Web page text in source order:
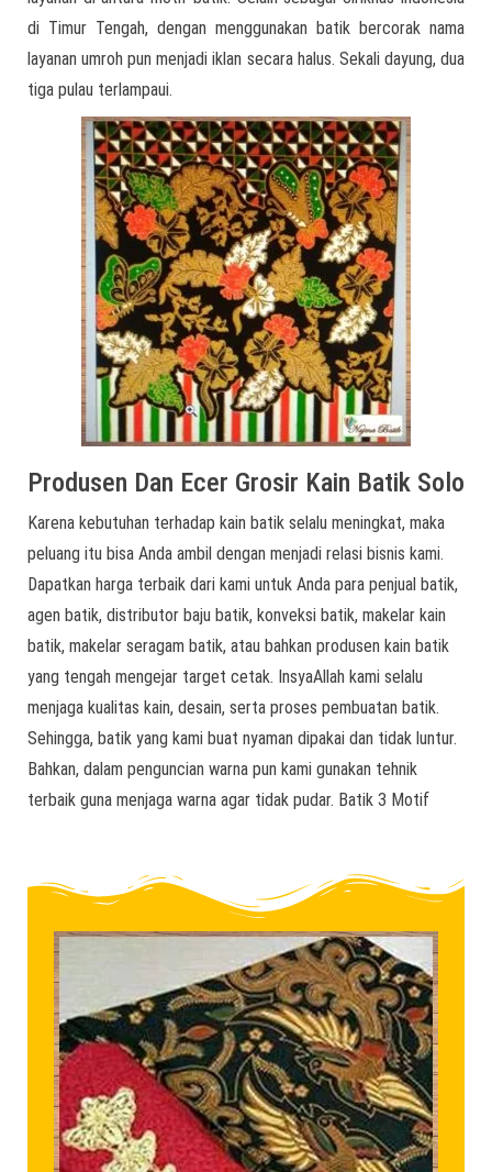
di Timur Tengah, dengan menggunakan batik bercorak nama
layanan umroh pun menjadi iklan secara halus. Sekali dayung, dua
tiga pulau terlampaui.
Produsen Dan Ecer Grosir Kain Batik Solo
Karena kebutuhan terhadap kain batik selalu meningkat, maka
peluang itu bisa Anda ambil dengan menjadi relasi bisnis kami.
Dapatkan harga terbaik dari kami untuk Anda para penjual batik,
agen batik, distributor baju batik, konveksi batik, makelar kain
batik, makelar seragam batik, atau bahkan produsen kain batik
yang tengah mengejar target cetak. InsyaAllah kami selalu
menjaga kualitas kain, desain, serta proses pembuatan batik.
Sehingga, batik yang kami buat nyaman dipakai dan tidak luntur.
Bahkan, dalam penguncian warna pun kami gunakan tehnik
terbaik guna menjaga warna agar tidak pudar. Batik 3 Motif